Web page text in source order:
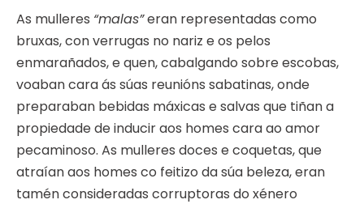
As mulleres “malas”eran representadas como
bruxas, con verrugas no nariz e os pelos
enmarañados, e quen, cabalgando sobre escobas,
voaban cara ás súas reunións sabatinas, onde
preparaban bebidas máxicas e salvas que tiñan a
propiedade de inducir aos homes cara ao amor
pecaminoso. As mulleres doces e coquetas, que
atraían aos homes co feitizo da súa beleza, eran
tamén consideradas corruptoras do xénero